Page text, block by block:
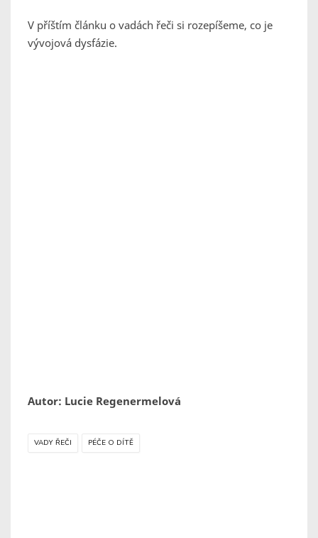
V příštím článku o vadách řeči si rozepíšeme, co je
vývojová dysfázie.
Autor: Lucie Regenermelová
VADY ŘEČI PÉČE O DÍTĚ